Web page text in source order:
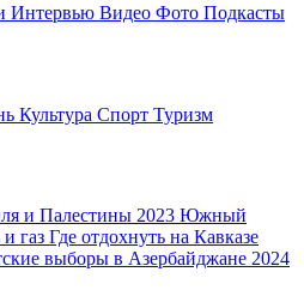
Интервью Видео Фото Подкасты
Культура Спорт Туризм
и Палестины 2023 Южный
газ Где отдохнуть на Кавказе
выборы в Азербайджане 2024